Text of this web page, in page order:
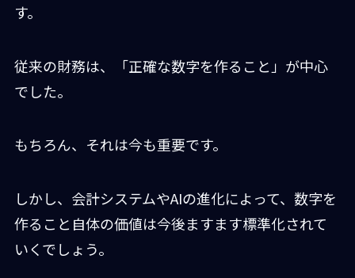
す。
従来の財務は、「正確な数字を作ること」が中心
でした。
もちろん、それは今も重要です。
しかし、会計システムやAIの進化によって、数字を
作ること自体の価値は今後ますます標準化されて
いくでしょう。